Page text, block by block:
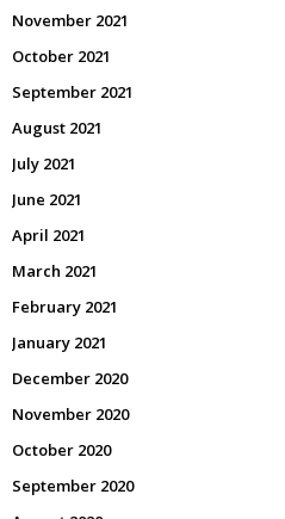
November 2021
October 2021
September 2021
August 2021
July 2021
June 2021
April 2021
March 2021
February 2021
January 2021
December 2020
November 2020
October 2020
September 2020